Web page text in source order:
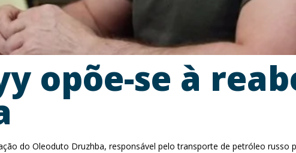
opõe-se à
do Oleoduto Druzhba, responsável pelo transporte de petróleo russo